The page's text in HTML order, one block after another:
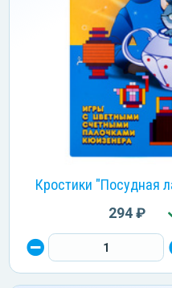
Кростики "Посудная
294 ₽